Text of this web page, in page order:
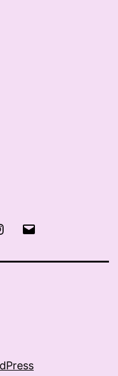
Instagram